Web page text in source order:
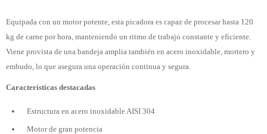
Equipada con un motor potente, esta picadora es capaz de procesar hasta 120
kg de carne por hora, manteniendo un ritmo de trabajo constante y eficiente.
Viene provista de una bandeja amplia también en acero inoxidable, mortero y
embudo, lo que asegura una operación continua y segura.
Características destacadas
Estructura en acero inoxidable AISI 304
Motor de gran potencia